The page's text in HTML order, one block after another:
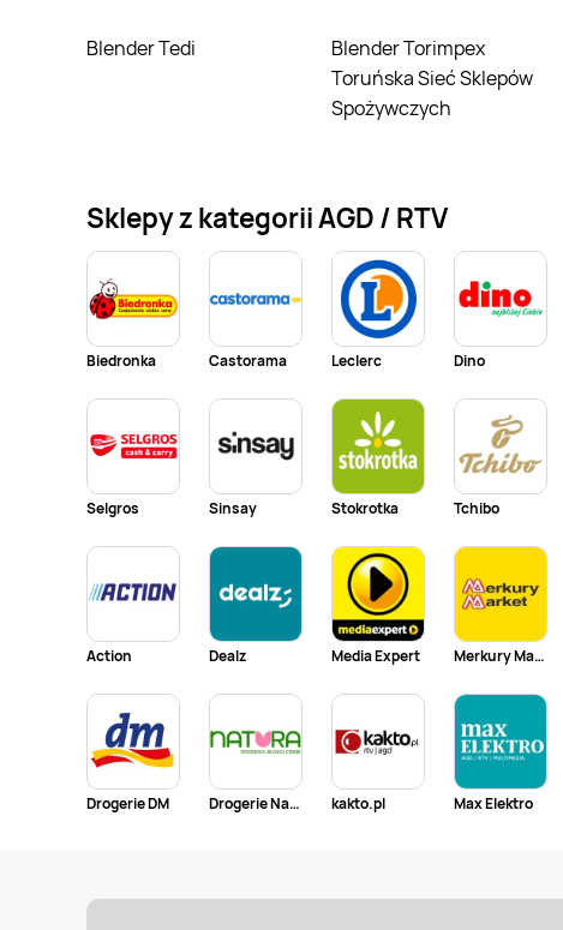
Blender Tedi
Blender Torimpex
Toruńska Sieć Sklepów
Spożywczych
Sklepy z kategorii AGD / RTV
Biedronka Castorama Leclerc Dino
Selgros Sinsay Stokrotka Tchibo
Action Dealz Media Expert Merkury Market
Drogerie DM Drogerie Natura kakto.pl Max Elektro